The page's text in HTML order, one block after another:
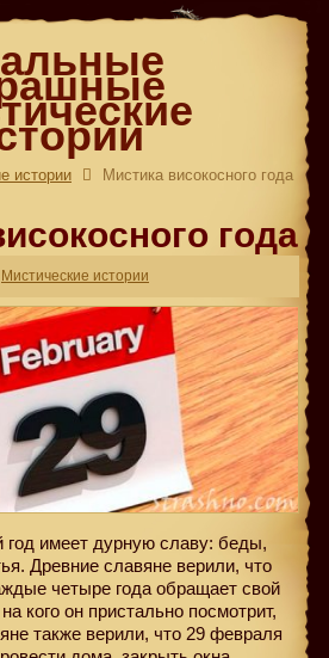
истории Мистика високосного года
года
Мистические истории
год имеет дурную славу: беды,
Древние славяне верили, что
четыре года обращает свой
кого он пристально посмотрит,
также верили, что 29 февраля